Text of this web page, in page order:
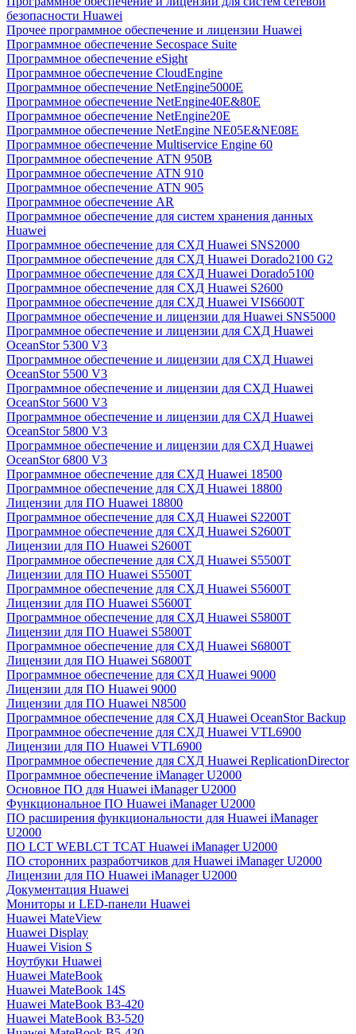
безопасности Huawei
Прочее программное обеспечение и лицензии Huawei
Программное обеспечение Secospace Suite
Программное обеспечение eSight
Программное обеспечение CloudEngine
Программное обеспечение NetEngine5000E
Программное обеспечение NetEngine40E&80E
Программное обеспечение NetEngine20E
Программное обеспечение NetEngine NE05E&NE08E
Программное обеспечение Multiservice Engine 60
Программное обеспечение ATN 950B
Программное обеспечение ATN 910
Программное обеспечение ATN 905
Программное обеспечение AR
Программное обеспечение для систем хранения данных
Huawei
Программное обеспечение для СХД Huawei SNS2000
Программное обеспечение для СХД Huawei Dorado2100 G2
Программное обеспечение для СХД Huawei Dorado5100
Программное обеспечение для СХД Huawei S2600
Программное обеспечение для СХД Huawei VIS6600T
Программное обеспечение и лицензии для Huawei SNS5000
Программное обеспечение и лицензии для СХД Huawei
OceanStor 5300 V3
Программное обеспечение и лицензии для СХД Huawei
OceanStor 5500 V3
Программное обеспечение и лицензии для СХД Huawei
OceanStor 5600 V3
Программное обеспечение и лицензии для СХД Huawei
OceanStor 5800 V3
Программное обеспечение и лицензии для СХД Huawei
OceanStor 6800 V3
Программное обеспечение для СХД Huawei 18500
Программное обеспечение для СХД Huawei 18800
Лицензии для ПО Huawei 18800
Программное обеспечение для СХД Huawei S2200T
Программное обеспечение для СХД Huawei S2600T
Лицензии для ПО Huawei S2600T
Программное обеспечение для СХД Huawei S5500T
Лицензии для ПО Huawei S5500T
Программное обеспечение для СХД Huawei S5600T
Лицензии для ПО Huawei S5600T
Программное обеспечение для СХД Huawei S5800T
Лицензии для ПО Huawei S5800T
Программное обеспечение для СХД Huawei S6800T
Лицензии для ПО Huawei S6800T
Программное обеспечение для СХД Huawei 9000
Лицензии для ПО Huawei 9000
Лицензии для ПО Huawei N8500
Программное обеспечение для СХД Huawei OceanStor Backup
Программное обеспечение для СХД Huawei VTL6900
Лицензии для ПО Huawei VTL6900
Программное обеспечение для СХД Huawei ReplicationDirector
Программное обеспечение iManager U2000
Основное ПО для Huawei iManager U2000
Функциональное ПО Huawei iManager U2000
ПО расширения функциональности для Huawei iManager
U2000
ПО LCT WEBLCT TCAT Huawei iManager U2000
ПО сторонних разработчиков для Huawei iManager U2000
Лицензии для ПО Huawei iManager U2000
Документация Huawei
Мониторы и LED-панели Huawei
Huawei MateView
Huawei Display
Huawei Vision S
Ноутбуки Huawei
Huawei MateBook
Huawei MateBook 14S
Huawei MateBook B3-420
Huawei MateBook B3-520